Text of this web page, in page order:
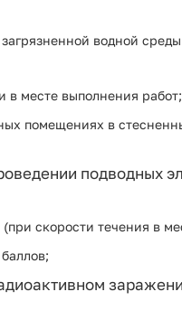
загрязненной водной
в месте выполнения работ;
помещениях в
подводных
скорости течения в